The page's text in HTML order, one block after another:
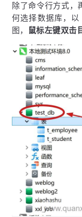
除了命令行方式，
何选择数据库，
图，
鼠标左键双击